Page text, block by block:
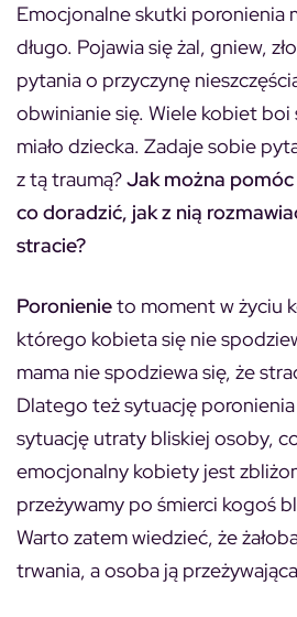
Emocjonalne skutki poronienia
długo. Pojawia się żal, gniew,
pytania o przyczynę
obwinianie się. Wiele kobiet boi
miało dziecka. Zadaje sobie
z tą traumą?Jak można
co doradzić, jak z nią
stracie?
Poronienieto moment w życiu
którego kobieta się nie
mama nie spodziewa się, że
Dlatego też sytuację
sytuację utraty bliskiej osoby,
emocjonalny kobiety jest
przeżywamy po śmierci kogoś
Warto zatem wiedzieć, że
trwania, a osoba ją